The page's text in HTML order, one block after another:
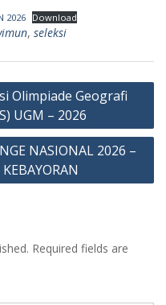
2026 Download
, seleksi
Olimpiade Geografi
UGM – 2026
NASIONAL 2026 –
Required fields are